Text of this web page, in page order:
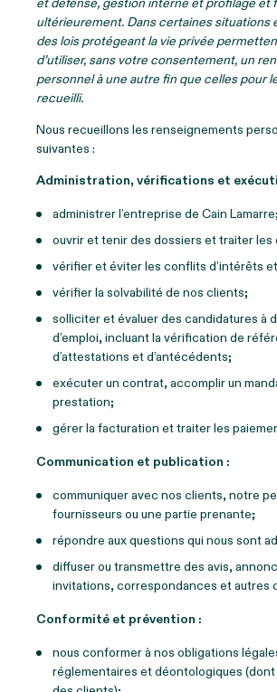
ultérieurement. Dans certaines situations
des lois protégeant la vie privée
d’utiliser, sans votre consentement, un
personnel à une autre fin que celles pour
recueilli.
Nous recueillons les renseignements
suivantes :
Administration, vérifications et
administrer l’entreprise de Cain Lamarre;
ouvrir et tenir des dossiers et traiter les
vérifier et éviter les conflits d’intérêts et
vérifier la solvabilité de nos clients;
solliciter et évaluer des candidatures à
d’emploi, incluant la vérification de
d’attestations et d’antécédents;
exécuter un contrat, accomplir un
prestation;
gérer la facturation et traiter les
Communication et publication :
communiquer avec nos clients, notre
fournisseurs ou une partie prenante;
répondre aux questions qui nous sont
diffuser ou transmettre des avis,
invitations, correspondances et autres
Conformité et prévention :
nous conformer à nos obligations
réglementaires et déontologiques